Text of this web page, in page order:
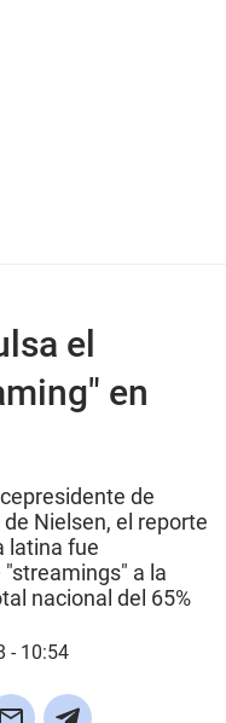
el
en
de
Nielsen, el reporte
latina fue
a la
nacional del 65%
- 10:54